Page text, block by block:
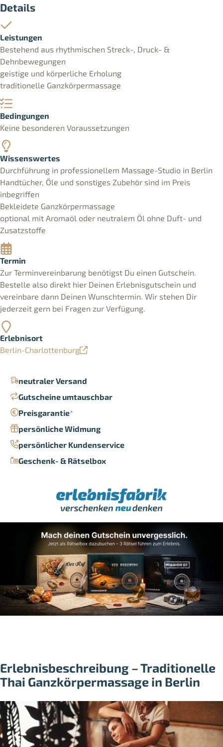
neutraler Versand
Gutscheine umtauschbar
Preisgarantie*
persönliche Widmung
persönlicher Kundenservice
Geschenk- & Rätselbox
Details
Leistungen
Bestehend aus rhythmischen Streck-, Druck- &
Dehnbewegungen
geistige und körperliche Erholung
traditionelle Ganzkörpermassage
Bedingungen
Keine besonderen Voraussetzungen
Wissenswertes
Durchführung in professionellem Massage-Studio in Berlin
Handtücher, Öle und sonstiges Zubehör sind im Preis
inbegriffen
Bekleidete Ganzkörpermassage
optional mit Aromaöl oder neutralem Öl ohne Duft- und
Zusatzstoffe
Termin
Zur Terminvereinbarung benötigst Du einen Gutschein.
Bestelle also direkt hier Deinen Erlebnisgutschein und
vereinbare dann Deinen Wunschtermin. Wir stehen Dir
jederzeit gern bei Fragen zur Verfügung.
Erlebnisort
Berlin-Charlottenburg
Erlebnisbeschreibung – Traditionelle
Thai Ganzkörpermassage in Berlin